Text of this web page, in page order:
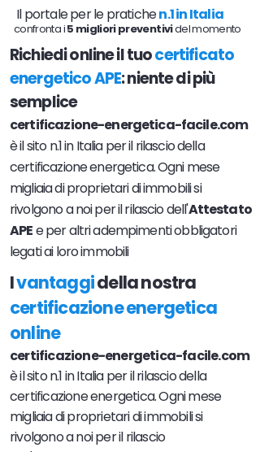
Il portale per le pratichen.1 in Italia
confronta i5 migliori preventividel momento
Richiedi online il tuocertificato
energetico APE: niente di più
semplice
certificazione-energetica-facile.com
è il sito n.1 in Italia per il rilascio della
certificazione energetica. Ogni mese
migliaia di proprietari di immobili si
rivolgono a noi per il rilascio dell'Attestato
APEe per altri adempimenti obbligatori
legati ai loro immobili
Ivantaggidella nostra
certificazione energetica
online
certificazione-energetica-facile.com
è il sito n.1 in Italia per il rilascio della
certificazione energetica. Ogni mese
migliaia di proprietari di immobili si
rivolgono a noi per il rilascio